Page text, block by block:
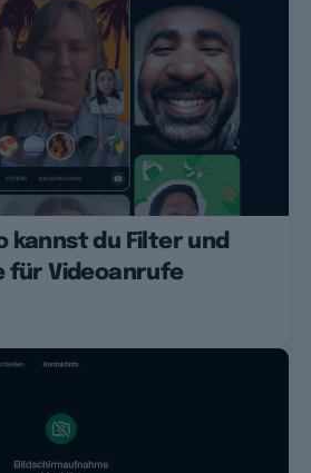
kannst du Filter und
für Videoanrufe